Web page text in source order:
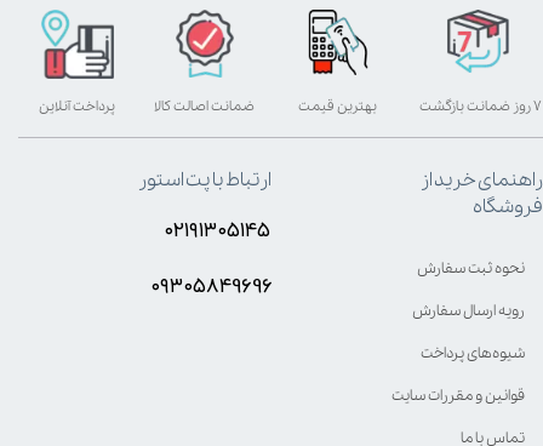
بهترین قیمت پرداخت آنلاین ۷ روز ضمانت بازگشت ضمانت اصالت کالا
راهنمای خرید از
فروشگاه
نحوه ثبت سفارش
رویه ارسال سفارش
شیوه‌های پرداخت
قوانین و مقررات سایت
تماس با ما
ارتباط با پت استور
۰۲۱۹۱۳۰۵۱۴۵
۰۹۳۰۵8۴9696